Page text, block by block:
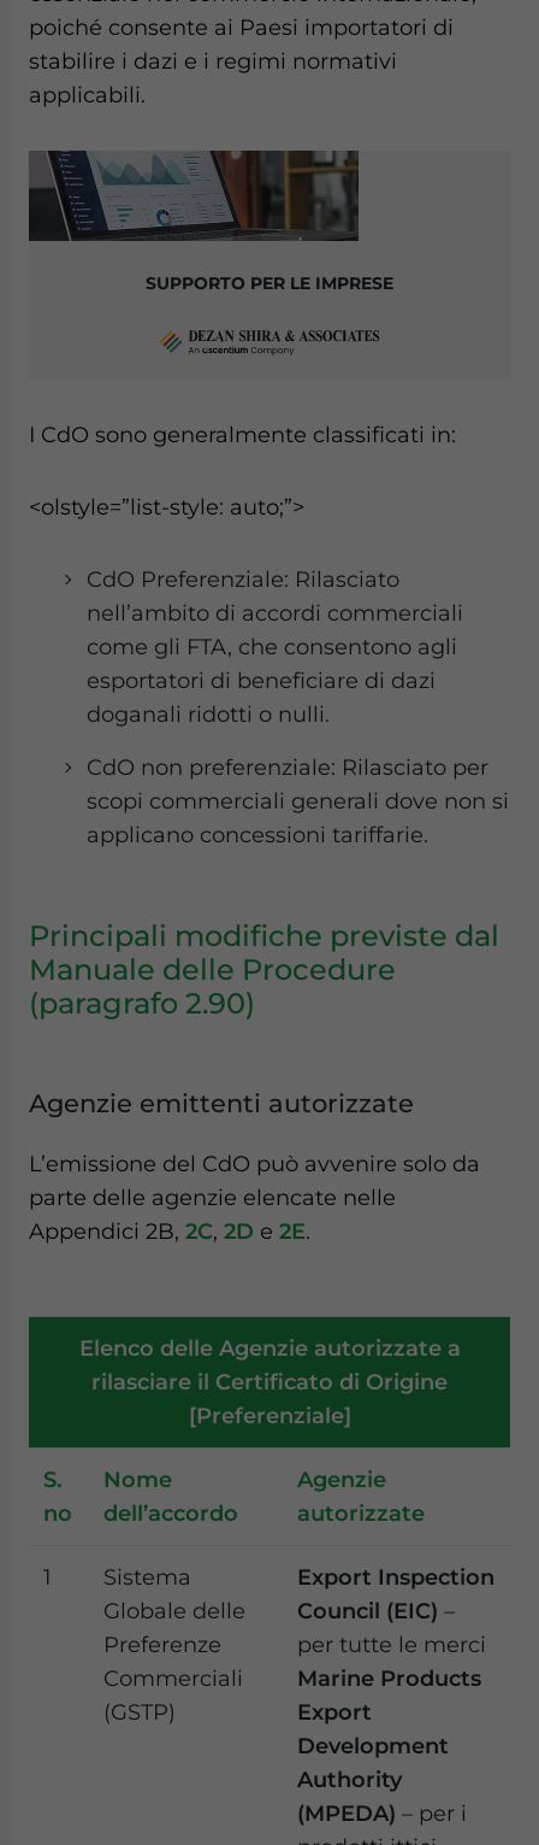
poiché consente ai Paesi importatori di
stabilire i dazi e i regimi normativi
applicabili.
SUPPORTO PER LE IMPRESE
I CdO sono generalmente classificati in:
<olstyle=”list-style: auto;”>
CdO Preferenziale: Rilasciato
nell’ambito di accordi commerciali
come gli FTA, che consentono agli
esportatori di beneficiare di dazi
doganali ridotti o nulli.
CdO non preferenziale: Rilasciato per
scopi commerciali generali dove non si
applicano concessioni tariffarie.
Principali modifiche previste dal
Manuale delle Procedure
(paragrafo 2.90)
Agenzie emittenti autorizzate
L’emissione del CdO può avvenire solo da
parte delle agenzie elencate nelle
Appendici 2B, 2C, 2D e 2E.
Elenco delle Agenzie autorizzate a
rilasciare il Certificato di Origine
[Preferenziale]
S.
no
Nome
dell’accordo
Agenzie
autorizzate
1
Sistema
Globale delle
Preferenze
Commerciali
(GSTP)
Export Inspection
Council (EIC) –
per tutte le merci
Marine Products
Export
Development
Authority
(MPEDA) – per i
website. Please send me business news and updates
- case sensitive